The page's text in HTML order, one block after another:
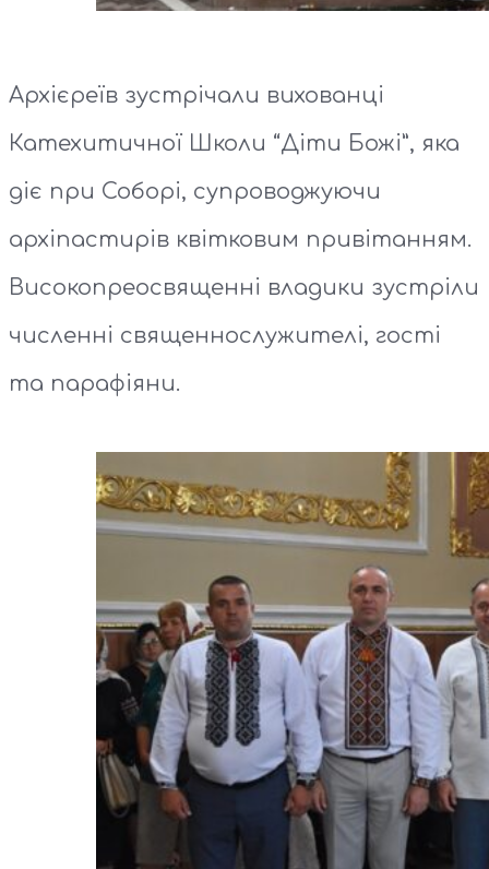
Архієреїв зустрічали вихованці
Катехитичної Школи “Діти Божі”, яка
діє при Соборі, супроводжуючи
архіпастирів квітковим привітанням.
Високопреосвященні владики зустріли
численні священнослужителі, гості
та парафіяни.